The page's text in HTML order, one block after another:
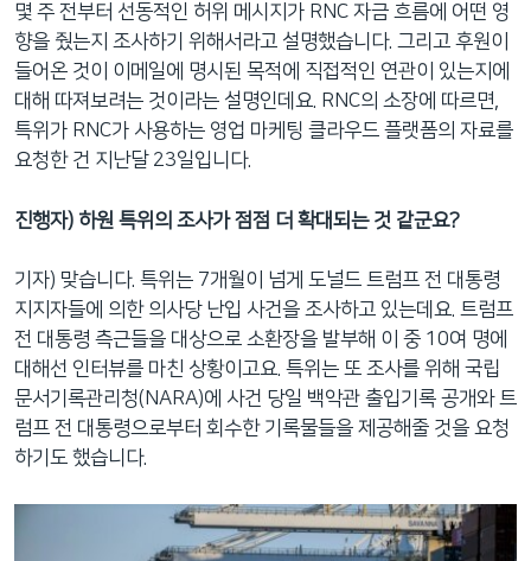
몇 주 전부터 선동적인 허위 메시지가 RNC 자금 흐름에 어떤 영
향을 줬는지 조사하기 위해서라고 설명했습니다. 그리고 후원이
들어온 것이 이메일에 명시된 목적에 직접적인 연관이 있는지에
대해 따져보려는 것이라는 설명인데요. RNC의 소장에 따르면,
특위가 RNC가 사용하는 영업 마케팅 클라우드 플랫폼의 자료를
요청한 건 지난달 23일입니다.
진행자) 하원 특위의 조사가 점점 더 확대되는 것 같군요?
기자) 맞습니다. 특위는 7개월이 넘게 도널드 트럼프 전 대통령
지지자들에 의한 의사당 난입 사건을 조사하고 있는데요. 트럼프
전 대통령 측근들을 대상으로 소환장을 발부해 이 중 10여 명에
대해선 인터뷰를 마친 상황이고요. 특위는 또 조사를 위해 국립
문서기록관리청(NARA)에 사건 당일 백악관 출입기록 공개와 트
럼프 전 대통령으로부터 회수한 기록물들을 제공해줄 것을 요청
하기도 했습니다.